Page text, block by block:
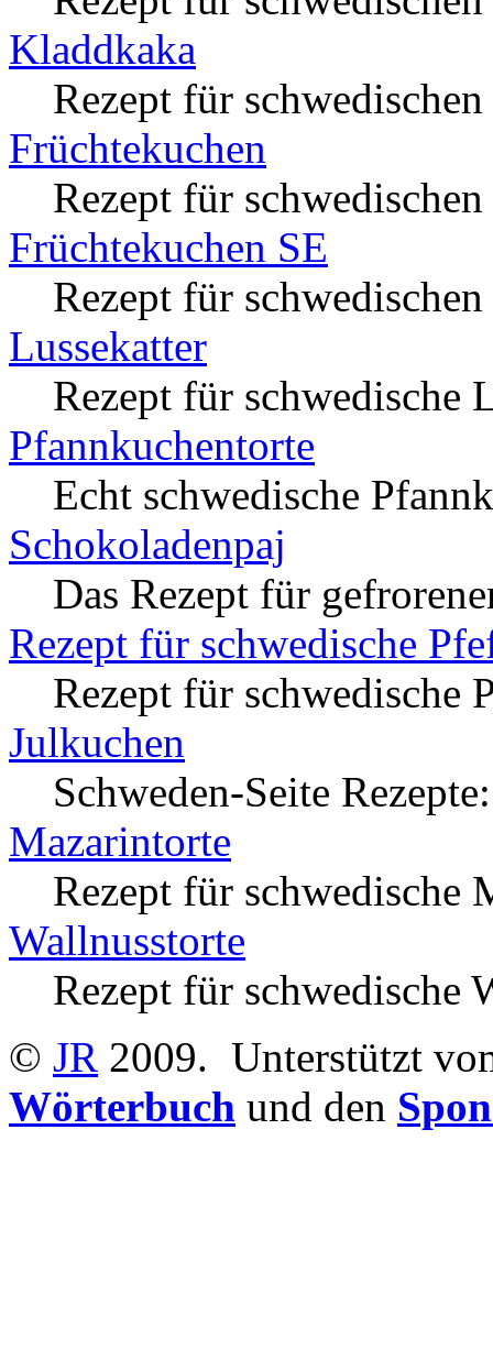
Kladdkaka
Rezept für
Früchtekuchen
Rezept für
Früchtekuchen SE
Rezept für
Lussekatter
Rezept für schwedische
Pfannkuchentorte
Echt schwedische
Schokoladenpaj
Das Rezept für
Rezept für schwedische
Rezept für schwedische
Julkuchen
Schweden-Seite
Mazarintorte
Rezept für schwedische
Wallnusstorte
Rezept für schwedische
© JR 2009. Unterstützt
Wörterbuch und den